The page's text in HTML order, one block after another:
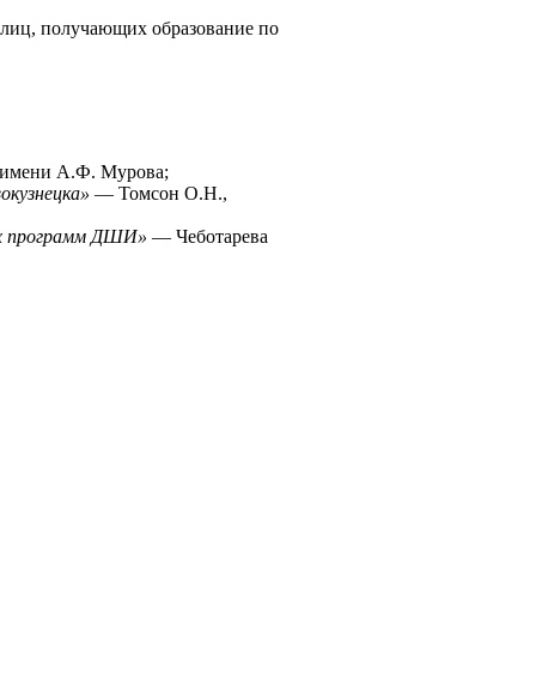
получающих образование по
имени А.Ф. Мурова;
— Томсон О.Н.,
программ ДШИ» — Чеботарева